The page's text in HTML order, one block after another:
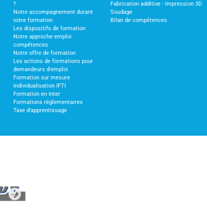
?
Notre accompagnement durant
votre formation
Les dispositifs de formation
Notre approche emploi
compétences
Notre offre de formation
Les actions de formations pour
demandeurs d'emploi
Formation sur mesure
Individualisation IFTI
Formation en Inter
Formations réglementaires
Taxe d'apprentissage
Fabrication additive - Impression 3D
Soudage
Bilan de compétences